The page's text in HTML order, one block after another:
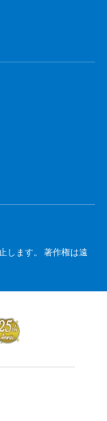
します。 著作権は遠